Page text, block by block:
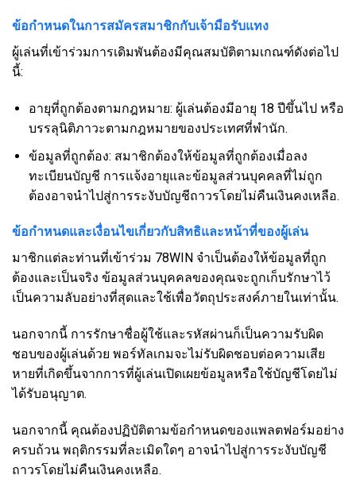
ข้อกำหนดในการสมัครสมาชิกกับเจ้ามือรับแทง
ผู้เล่นที่เข้าร่วมการเดิมพันต้องมีคุณสมบัติตามเกณฑ์ดังต่อไป
นี้:
อายุที่ถูกต้องตามกฎหมาย: ผู้เล่นต้องมีอายุ 18 ปีขึ้นไป หรือ
บรรลุนิติภาวะตามกฎหมายของประเทศที่พำนัก.
ข้อมูลที่ถูกต้อง: สมาชิกต้องให้ข้อมูลที่ถูกต้องเมื่อลง
ทะเบียนบัญชี การแจ้งอายุและข้อมูลส่วนบุคคลที่ไม่ถูก
ต้องอาจนำไปสู่การระงับบัญชีถาวรโดยไม่คืนเงินคงเหลือ.
ข้อกำหนดและเงื่อนไขเกี่ยวกับสิทธิและหน้าที่ของผู้เล่น
มาชิกแต่ละท่านที่เข้าร่วม 78WIN จำเป็นต้องให้ข้อมูลที่ถูก
ต้องและเป็นจริง ข้อมูลส่วนบุคคลของคุณจะถูกเก็บรักษาไว้
เป็นความลับอย่างที่สุดและใช้เพื่อวัตถุประสงค์ภายในเท่านั้น.
นอกจากนี้ การรักษาชื่อผู้ใช้และรหัสผ่านก็เป็นความรับผิด
ชอบของผู้เล่นด้วย พอร์ทัลเกมจะไม่รับผิดชอบต่อความเสีย
หายที่เกิดขึ้นจากการที่ผู้เล่นเปิดเผยข้อมูลหรือใช้บัญชีโดยไม่
ได้รับอนุญาต.
นอกจากนี้ คุณต้องปฏิบัติตามข้อกำหนดของแพลตฟอร์มอย่าง
ครบถ้วน พฤติกรรมที่ละเมิดใดๆ อาจนำไปสู่การระงับบัญชี
ถาวรโดยไม่คืนเงินคงเหลือ.